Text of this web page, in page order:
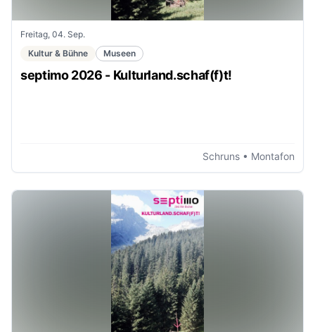
Freitag, 04. Sep.
Kultur & Bühne
Museen
septimo 2026 - Kulturland.schaf(f)t!
Schruns • Montafon